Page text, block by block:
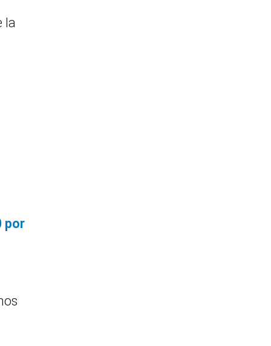
la
por